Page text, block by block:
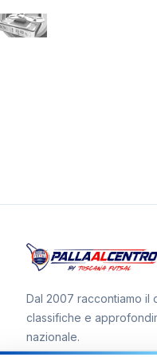
Dal 2007 raccontiamo il
classifiche e
nazionale.